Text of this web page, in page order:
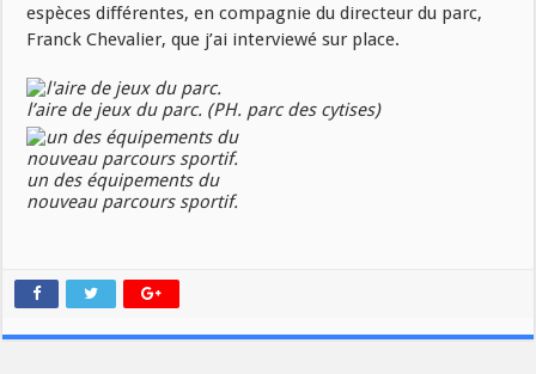
espèces différentes, en compagnie du directeur du parc,
Franck Chevalier, que j’ai interviewé sur place.
l’aire de jeux du parc. (PH. parc des cytises)
un des équipements du
nouveau parcours sportif.